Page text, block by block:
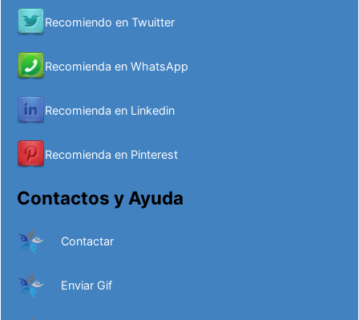
Recomiendo en Twuitter
Recomienda en WhatsApp
Recomienda en Linkedin
Recomienda en Pinterest
Contactos y Ayuda
Contactar
Enviar Gif